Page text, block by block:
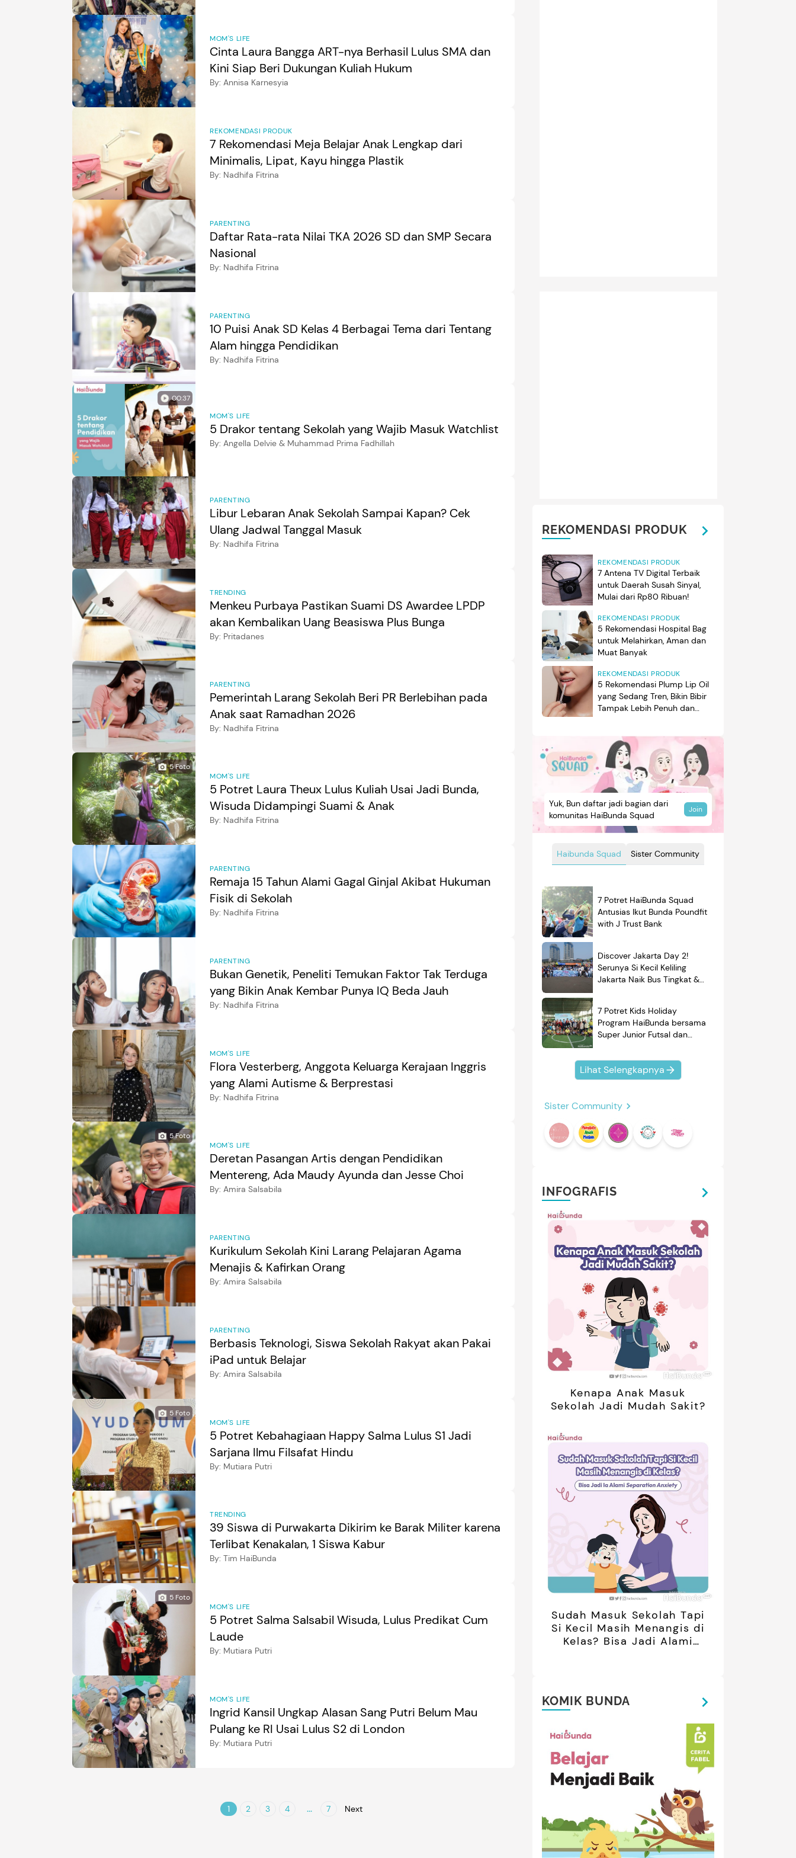
MOM'S LIFE
Cinta Laura Bangga ART-nya Berhasil Lulus SMA dan
Kini Siap Beri Dukungan Kuliah Hukum
By: Annisa Karnesyia
REKOMENDASI PRODUK
7 Rekomendasi Meja Belajar Anak Lengkap dari
Minimalis, Lipat, Kayu hingga Plastik
By: Nadhifa Fitrina
PARENTING
Daftar Rata-rata Nilai TKA 2026 SD dan SMP Secara
Nasional
By: Nadhifa Fitrina
PARENTING
10 Puisi Anak SD Kelas 4 Berbagai Tema dari Tentang
Alam hingga Pendidikan
By: Nadhifa Fitrina
00:37
MOM'S LIFE
5 Drakor tentang Sekolah yang Wajib Masuk Watchlist
By: Angella Delvie & Muhammad Prima Fadhillah
PARENTING
Libur Lebaran Anak Sekolah Sampai Kapan? Cek
Ulang Jadwal Tanggal Masuk
By: Nadhifa Fitrina
TRENDING
Menkeu Purbaya Pastikan Suami DS Awardee LPDP
akan Kembalikan Uang Beasiswa Plus Bunga
By: Pritadanes
PARENTING
Pemerintah Larang Sekolah Beri PR Berlebihan pada
Anak saat Ramadhan 2026
By: Nadhifa Fitrina
5Foto
MOM'S LIFE
5 Potret Laura Theux Lulus Kuliah Usai Jadi Bunda,
Wisuda Didampingi Suami & Anak
By: Nadhifa Fitrina
PARENTING
Remaja 15 Tahun Alami Gagal Ginjal Akibat Hukuman
Fisik di Sekolah
By: Nadhifa Fitrina
PARENTING
Bukan Genetik, Peneliti Temukan Faktor Tak Terduga
yang Bikin Anak Kembar Punya IQ Beda Jauh
By: Nadhifa Fitrina
MOM'S LIFE
Flora Vesterberg, Anggota Keluarga Kerajaan Inggris
yang Alami Autisme & Berprestasi
By: Nadhifa Fitrina
5Foto
MOM'S LIFE
Deretan Pasangan Artis dengan Pendidikan
Mentereng, Ada Maudy Ayunda dan Jesse Choi
By: Amira Salsabila
PARENTING
Kurikulum Sekolah Kini Larang Pelajaran Agama
Menajis & Kafirkan Orang
By: Amira Salsabila
PARENTING
Berbasis Teknologi, Siswa Sekolah Rakyat akan Pakai
iPad untuk Belajar
By: Amira Salsabila
5 Foto
MOM'S LIFE
5 Potret Kebahagiaan Happy Salma Lulus S1 Jadi
Sarjana Ilmu Filsafat Hindu
By: Mutiara Putri
TRENDING
39 Siswa di Purwakarta Dikirim ke Barak Militer karena
Terlibat Kenakalan, 1 Siswa Kabur
By: Tim HaiBunda
5 Foto
MOM'S LIFE
5 Potret Salma Salsabil Wisuda, Lulus Predikat Cum
Laude
By: Mutiara Putri
MOM'S LIFE
Ingrid Kansil Ungkap Alasan Sang Putri Belum Mau
Pulang ke RI Usai Lulus S2 di London
By: Mutiara Putri
1 2 3 4 ... 7 Next
REKOMENDASI PRODUK
REKOMENDASI PRODUK
7 Antena TV Digital Terbaik
untuk Daerah Susah Sinyal,
Mulai dari Rp80 Ribuan!
REKOMENDASI PRODUK
5 Rekomendasi Hospital Bag
untuk Melahirkan, Aman dan
Muat Banyak
REKOMENDASI PRODUK
5 Rekomendasi Plump Lip Oil
yang Sedang Tren, Bikin Bibir
Tampak Lebih Penuh dan
Haibunda Squad Sister Community
Yuk, Bun daftar jadi bagian dari
komunitas HaiBunda Squad
Join
7 Potret HaiBunda Squad
Antusias Ikut Bunda Poundfit
with J Trust Bank
Discover Jakarta Day 2!
Serunya Si Kecil Keliling
Jakarta Naik Bus Tingkat &
7 Potret Kids Holiday
Program HaiBunda bersama
Super Junior Futsal dan
Kompak Banget!
Lihat Selengkapnya
Sister Community
INFOGRAFIS
Kenapa Anak Masuk
Sekolah Jadi Mudah Sakit?
Sudah Masuk Sekolah Tapi
Si Kecil Masih Menangis di
Kelas? Bisa Jadi Alami
KOMIK BUNDA